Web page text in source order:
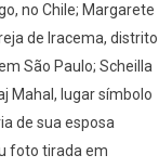
no Chile; Margarete
de Iracema, distrito
São Paulo; Scheilla
Mahal, lugar símbolo
de sua esposa
foto tirada em